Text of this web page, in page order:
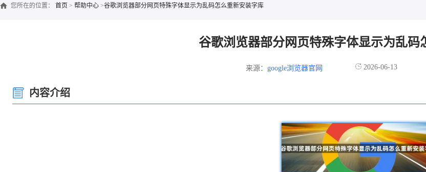
您所在的位置： 首页 > 帮助中心 >谷歌浏览器部分网页特殊字体显示为乱码怎么重新安装字库
谷歌浏览器部分网页特殊字体显示为乱码
来源： google浏览器官网 2026-06-13
内容介绍